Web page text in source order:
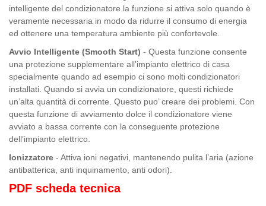
intelligente del con­dizionatore la funzione si at­tiva solo quando è
veramen­te necessaria in modo da ri­durre il consumo di energia
ed ottenere una temperatura ambiente più confortevole.
Avvio Intelligente (Smooth Start) - Questa funzione consente
una protezione supplementa­re all’impianto elettrico di casa
specialmente quando ad esem­pio ci sono molti condizionatori
installati. Quando si avvia un condizionatore, questi richie­de
un’alta quantità di corrente. Questo puo’ creare dei pro­blemi. Con
questa funzione di avviamento dolce il condiziona­tore viene
avviato a bassa cor­rente con la conseguente pro­tezione
dell’impianto elettrico.
Ionizzatore - Attiva ioni negativi, mantenendo pulita l’aria (azione
antibatterica, anti inquinamento, anti odori).
PDF scheda tecnica